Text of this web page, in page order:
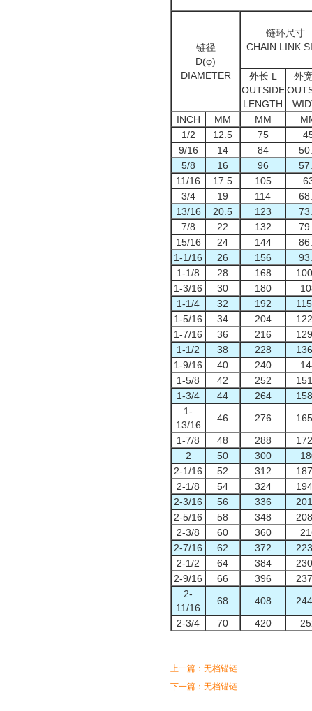
链径
D(φ)
DIAMETER
链环尺寸
CHAIN LINK
外长 L
OUTSIDE
LENGTH
外
INCH MM MM
1/2
12.5 75
9/16
14 84
5/8
16 96
11/16
17.5 105
3/4
19 114
13/16
20.5 123
7/8
22 132
15/16
24 144
1-1/16
26 156
1-1/8
28 168
1-3/16
30 180
1-1/4
32 192
1-5/16
34 204
1-7/16
36 216
1-1/2
38 228
1-9/16
40 240
1-5/8
42 252
1-3/4
44 264
1-
13/16
46 276
1-7/8
48 288
2
50 300
2-1/16
52 312
2-1/8
54 324
2-3/16
56 336
2-5/16
58 348
2-3/8
60 360
2-7/16
62 372
2-1/2
64 384
2-9/16
66 396
2-
11/16
68 408
2-3/4
70 420
上一篇： 无档锚链
下一篇： 无档锚链